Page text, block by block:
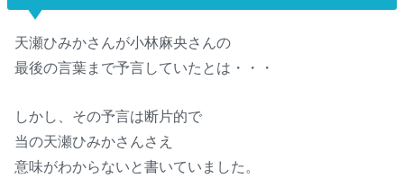
天瀬ひみかさんが小林麻央さんの
最後の言葉まで予言していたとは・・・
しかし、その予言は断片的で
当の天瀬ひみかさんさえ
意味がわからないと書いていました。